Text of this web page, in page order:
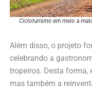
Cicloturismo em meio a
Além disso, o projeto
celebrando a
tropeiros. Desta forma,
mas também a